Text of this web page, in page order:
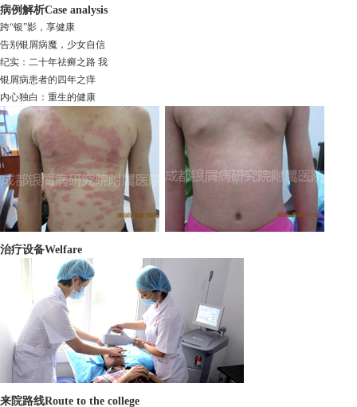
病例解析Case analysis
跨“银”影，享健康
告别银屑病魔，少女自信
纪实：二十年祛癣之路 我
银屑病患者的四年之痒
内心独白：重生的健康
治疗设备Welfare
来院路线Route to the college